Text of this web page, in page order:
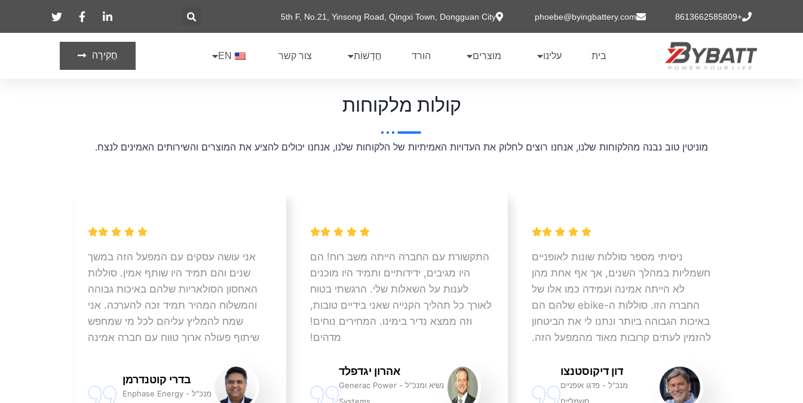
+8613662585809
phoebe@byingbattery.com
5th F, No.21, Yinsong Road, Qingxi Town, Dongguan City
בית עלינו מוצרים הורד חֲדָשׁוֹת צור קשר EN חֲקִירָה
קולות מלקוחות
מוניטין טוב נבנה מהלקוחות שלנו, אנחנו רוצים לחלוק את העדויות האמיתיות של הלקוחות שלנו, אנחנו יכולים להציע את המוצרים והשירותים האמינים לנצח.
ניסיתי מספר סוללות שונות לאופניים
חשמליות במהלך השנים, אך אף אחת מהן
לא הייתה אמינה ועמידה כמו אלו של
החברה הזו. סוללות ה-ebike שלהם הם
באיכות הגבוהה ביותר ונתנו לי את הביטחון
להזמין לעתים קרובות מאוד מהמפעל הזה.
דון דיקוסטנצו
מנכ"ל - פדגו אופניים
התקשורת עם החברה הייתה משב רוח! הם
היו מגיבים, ידידותיים ותמיד היו מוכנים
לענות על השאלות שלי. הרגשתי בטוח
לאורך כל תהליך הקנייה שאני בידיים טובות,
וזה ממצא נדיר בימינו. המחירים נוחים!
מדהים!
אהרון יגדפלד
נשיא ומנכ"ל - Generac Power
אני עושה עסקים עם המפעל הזה במשך
שנים והם תמיד היו שותף אמין. סוללות
האחסון הסולאריות שלהם באיכות גבוהה
והמשלוח המהיר תמיד זכה להערכה. אני
שמח להמליץ עליהם לכל מי שמחפש
שיתוף פעולה ארוך טווח עם חברה אמינה
בדרי קוטנדרמן
מנכ"ל - Enphase Energy